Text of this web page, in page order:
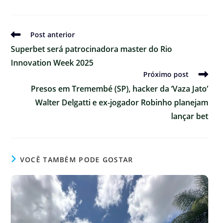
Ler
artigos
Post anterior
Superbet será patrocinadora master do Rio
Innovation Week 2025
Próximo post
Presos em Tremembé (SP), hacker da ‘Vaza Jato’
Walter Delgatti e ex-jogador Robinho planejam
lançar bet
VOCÊ TAMBÉM PODE GOSTAR